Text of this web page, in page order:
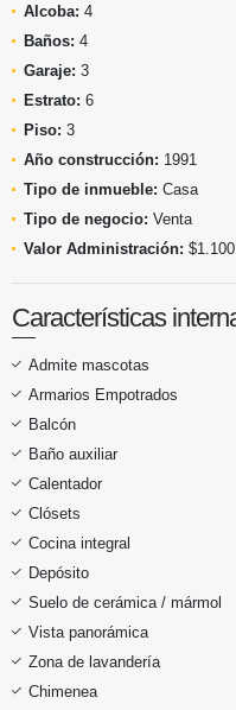
Alcoba: 4
Baños: 4
Garaje: 3
Estrato: 6
Piso: 3
Año construcción: 1991
Tipo de inmueble: Casa
Tipo de negocio: Venta
Valor Administración:
Características
Admite mascotas
Armarios Empotrados
Balcón
Baño auxiliar
Calentador
Clósets
Cocina integral
Depósito
Suelo de cerámica / mármol
Vista panorámica
Zona de lavandería
Chimenea